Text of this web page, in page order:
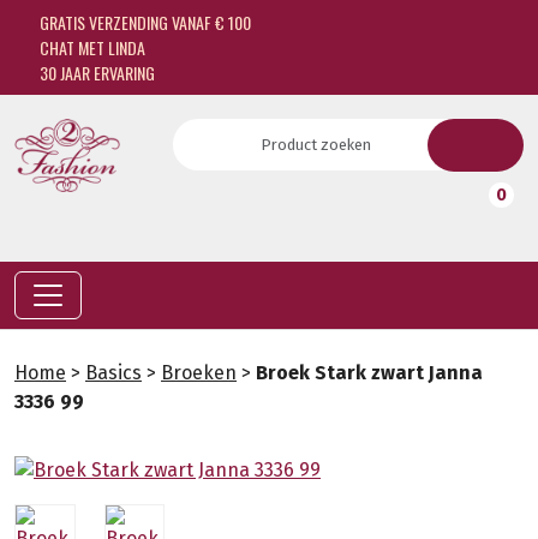
GRATIS VERZENDING VANAF € 100
CHAT MET LINDA
30 JAAR ERVARING
0
Home > Basics > Broeken > Broek Stark zwart Janna
3336 99